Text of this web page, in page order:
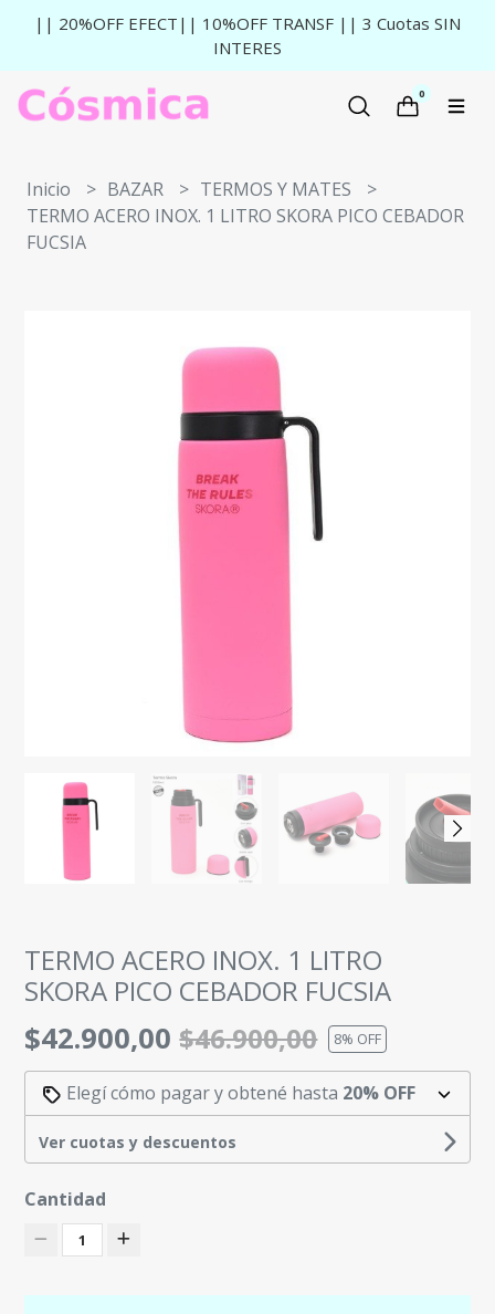
|| 20%OFF EFECT|| 10%OFF TRANSF || 3 Cuotas SIN
INTERES
0
Inicio BAZAR
TERMOS Y MATES
TERMO ACERO INOX. 1 LITRO SKORA PICO CEBADOR
FUCSIA
TERMO ACERO INOX. 1 LITRO
SKORA PICO CEBADOR FUCSIA
$42.900,00$46.900,00 8% OFF
Elegí cómo pagar y obtené hasta 20% OFF
Ver cuotas y descuentos
Cantidad
1